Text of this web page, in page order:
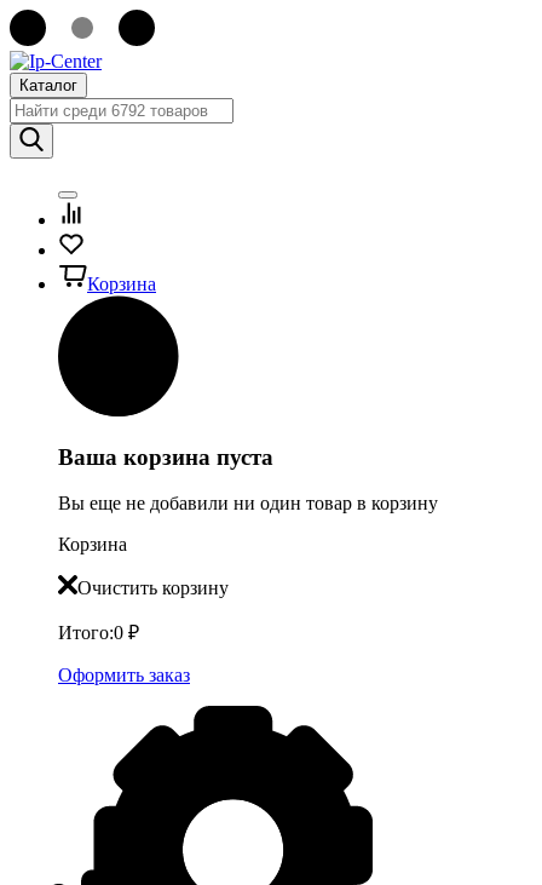
Каталог
Корзина
Ваша корзина пуста
Вы еще не добавили ни один товар в корзину
Корзина
Очистить корзину
Итого:0 ₽
Оформить заказ